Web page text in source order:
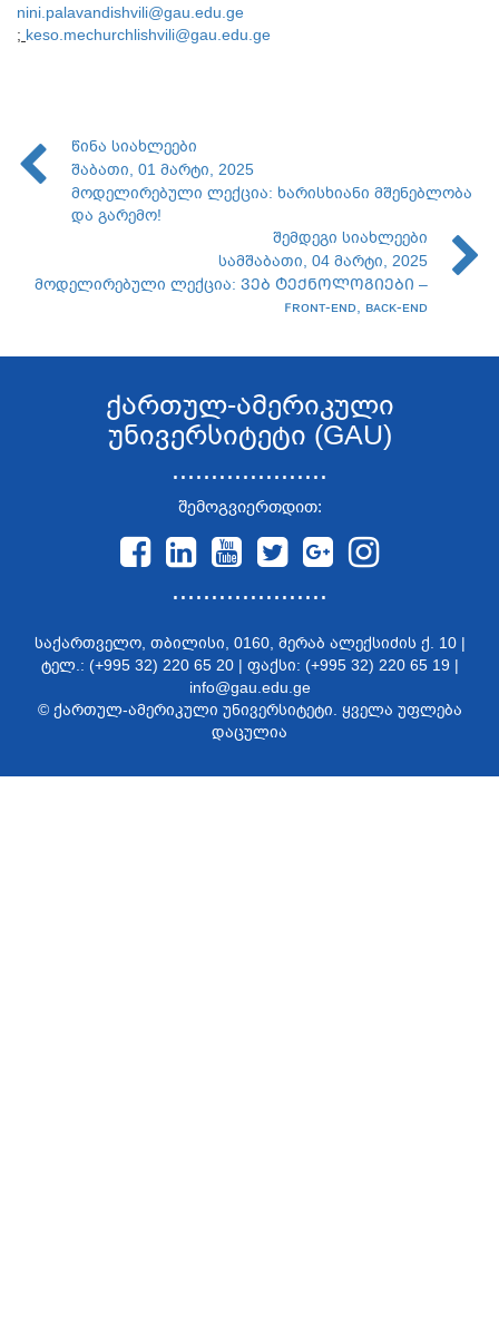
nini.palavandishvili@gau.edu.ge
; keso.mechurchlishvili@gau.edu.ge
წინა სიახლეები
შაბათი, 01 მარტი, 2025
მოდელირებული ლექცია: ხარისხიანი მშენებლობა
და გარემო!
შემდეგი სიახლეები
სამშაბათი, 04 მარტი, 2025
მოდელირებული ლექცია: ᲕᲔᲑ ᲢᲔᲥᲜᲝᲚᲝᲒᲘᲔᲑᲘ –
ꜰʀᴏɴᴛ-ᴇɴᴅ, ʙᴀᴄᴋ-ᴇɴᴅ
ქართულ-ამერიკული
უნივერსიტეტი (GAU)
....................
შემოგვიერთდით:
....................
საქართველო, თბილისი, 0160, მერაბ ალექსიძის ქ. 10 |
ტელ.: (+995 32) 220 65 20 | ფაქსი: (+995 32) 220 65 19 |
info@gau.edu.ge
© ქართულ-ამერიკული უნივერსიტეტი. ყველა უფლება
დაცულია